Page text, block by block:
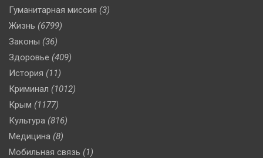
Гуманитарная миссия (3)
Жизнь (6799)
Законы (36)
Здоровье (409)
История (11)
Криминал (1012)
Крым (1177)
Культура (816)
Медицина (8)
Мобильная связь (1)